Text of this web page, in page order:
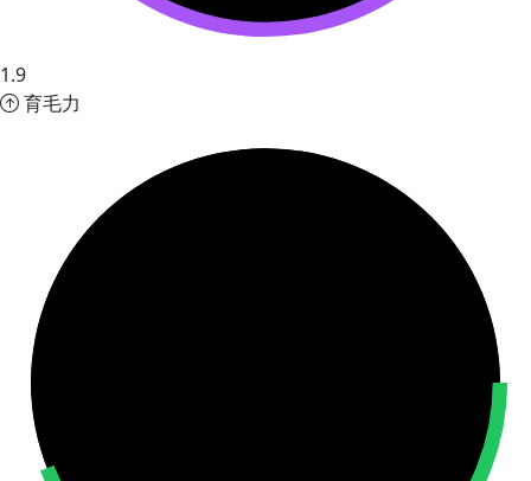
1.9
育毛力